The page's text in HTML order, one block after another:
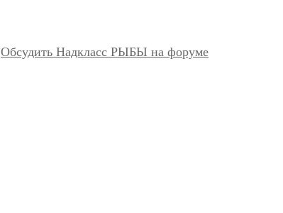
Обсудить Надкласс РЫБЫ на форуме